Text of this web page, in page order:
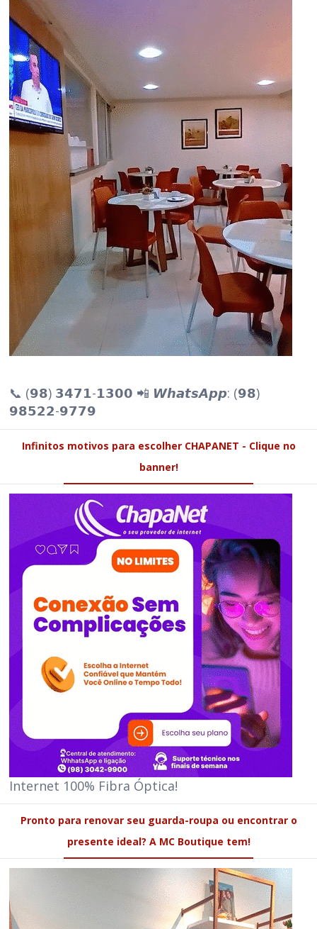
📞 (𝟵𝟴) 𝟯𝟰𝟳𝟭-𝟭𝟯𝟬𝟬 📲 𝙒𝙝𝙖𝙩𝙨𝘼𝙥𝙥: (𝟵𝟴)
𝟵𝟴𝟱𝟮𝟮-𝟵𝟳𝟳𝟵
Infinitos motivos para escolher CHAPANET - Clique no
banner!
Internet 100% Fibra Óptica!
Pronto para renovar seu guarda-roupa ou encontrar o
presente ideal? A MC Boutique tem!